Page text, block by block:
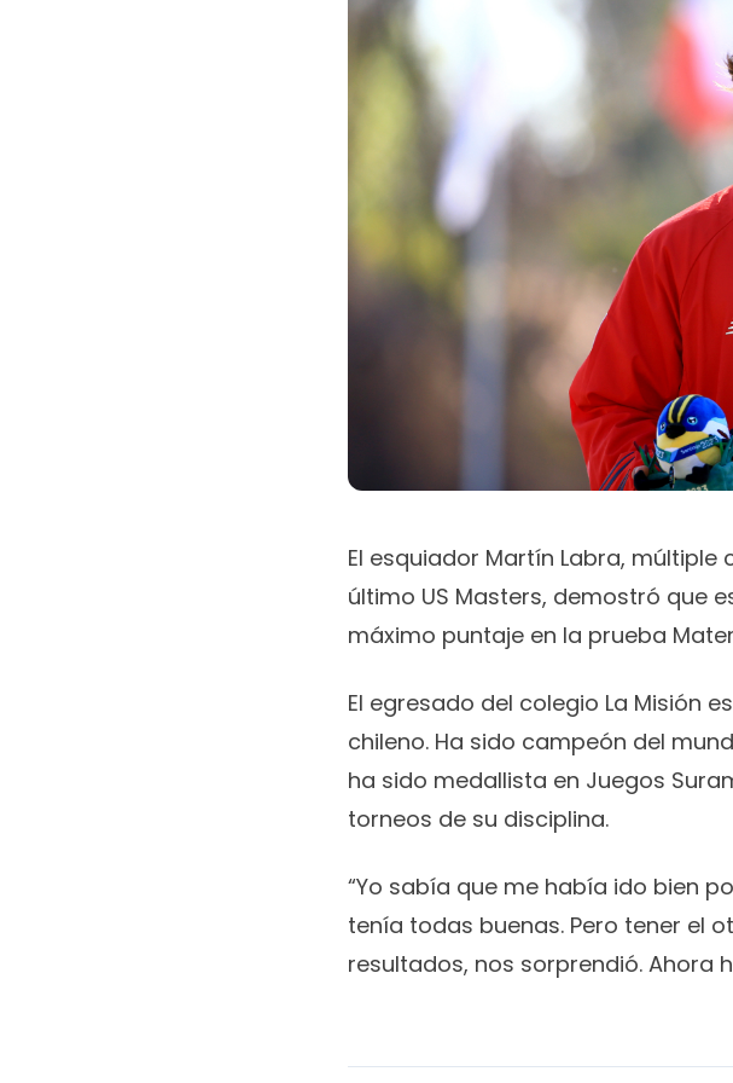
El esquiador Martín Labra,
último US Masters, demostró que
máximo puntaje en la prueba
El egresado del colegio La Misión
chileno. Ha sido campeón del
ha sido medallista en Juegos
torneos de su disciplina.
“Yo sabía que me había ido bien
tenía todas buenas. Pero tener el
resultados, nos sorprendió. Ahora